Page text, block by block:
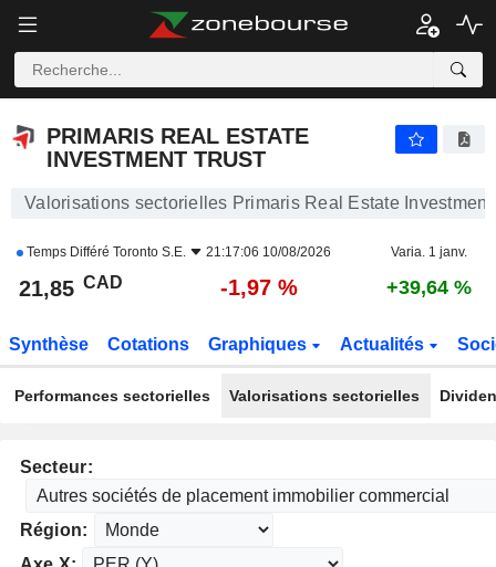
-1,97 %
PRIMARIS REAL ESTATE
INVESTMENT TRUST
Valorisations sectorielles Primaris Real Estate Investment
Temps Différé Toronto S.E. 21:17:06 10/08/2026 Varia. 1 janv.
21,85 CAD -1,97 % +39,64 %
Synthèse Cotations Graphiques Actualités
Performances sectorielles Valorisations sectorielles
Secteur:
Région: